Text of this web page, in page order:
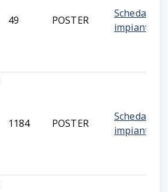
49 POSTER
Scheda
impianto
1184 POSTER
Scheda
impianto